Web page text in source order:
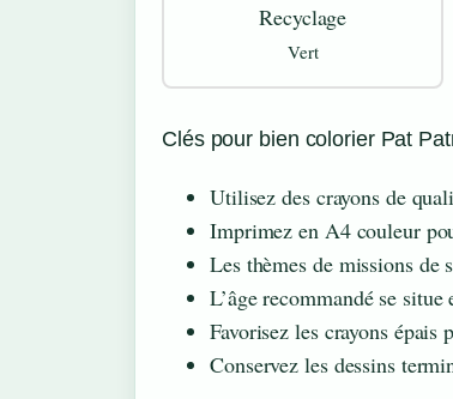
Recyclage
Vert
Clés pour bien colorier Pat
Utilisez des crayons de
Imprimez en A4 couleur
Les thèmes de missions de
L’âge recommandé se situe
Favorisez les crayons épais
Conservez les dessins